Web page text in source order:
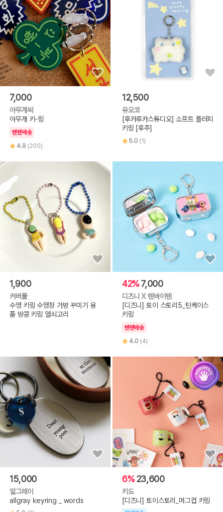
7,000
아무개씨
아무개 키-링
텐텐배송
4.9 (200)
12,500
유오코
[후카후카스튜디오] 소프트 플러피
키링 [후추]
5.0 (1)
1,900
커버풀
수영 키링 수영장 가방 꾸미기 용
품 땅콩 키링 열쇠고리
42%7,000
디즈니 X 텐바이텐
[디즈니] 토이 스토리5_틴케이스
키링
텐텐배송
4.0 (4)
15,000
얼그레이
allgray keyring _ words
6% 23,600
키도
[디즈니] 토이스토리_머그컵 키링